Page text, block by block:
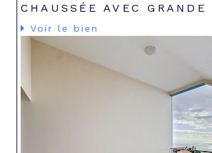
CHAUSSÉE AVEC GRANDE
Voir le bien